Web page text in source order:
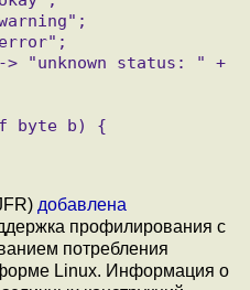
добавлена
профилирования с
потребления
Linux. Информация о